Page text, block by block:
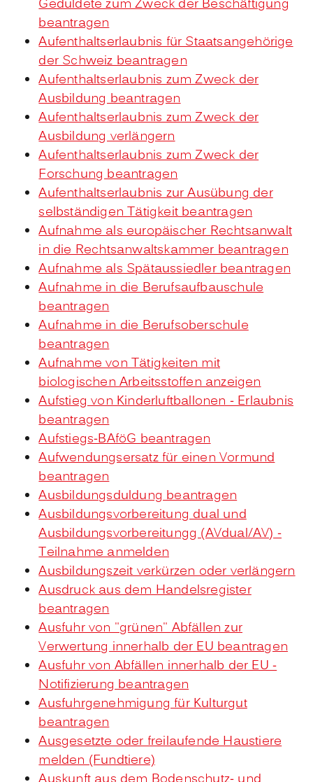
Geduldete zum Zweck der Beschäftigung
beantragen
Aufenthaltserlaubnis für Staatsangehörige
der Schweiz beantragen
Aufenthaltserlaubnis zum Zweck der
Ausbildung beantragen
Aufenthaltserlaubnis zum Zweck der
Ausbildung verlängern
Aufenthaltserlaubnis zum Zweck der
Forschung beantragen
Aufenthaltserlaubnis zur Ausübung der
selbständigen Tätigkeit beantragen
Aufnahme als europäischer Rechtsanwalt
in die Rechtsanwaltskammer beantragen
Aufnahme als Spätaussiedler beantragen
Aufnahme in die Berufsaufbauschule
beantragen
Aufnahme in die Berufsoberschule
beantragen
Aufnahme von Tätigkeiten mit
biologischen Arbeitsstoffen anzeigen
Aufstieg von Kinderluftballonen - Erlaubnis
beantragen
Aufstiegs-BAföG beantragen
Aufwendungsersatz für einen Vormund
beantragen
Ausbildungsduldung beantragen
Ausbildungsvorbereitung dual und
Ausbildungsvorbereitungg (AVdual/AV) -
Teilnahme anmelden
Ausbildungszeit verkürzen oder verlängern
Ausdruck aus dem Handelsregister
beantragen
Ausfuhr von "grünen" Abfällen zur
Verwertung innerhalb der EU beantragen
Ausfuhr von Abfällen innerhalb der EU -
Notifizierung beantragen
Ausfuhrgenehmigung für Kulturgut
beantragen
Ausgesetzte oder freilaufende Haustiere
melden (Fundtiere)